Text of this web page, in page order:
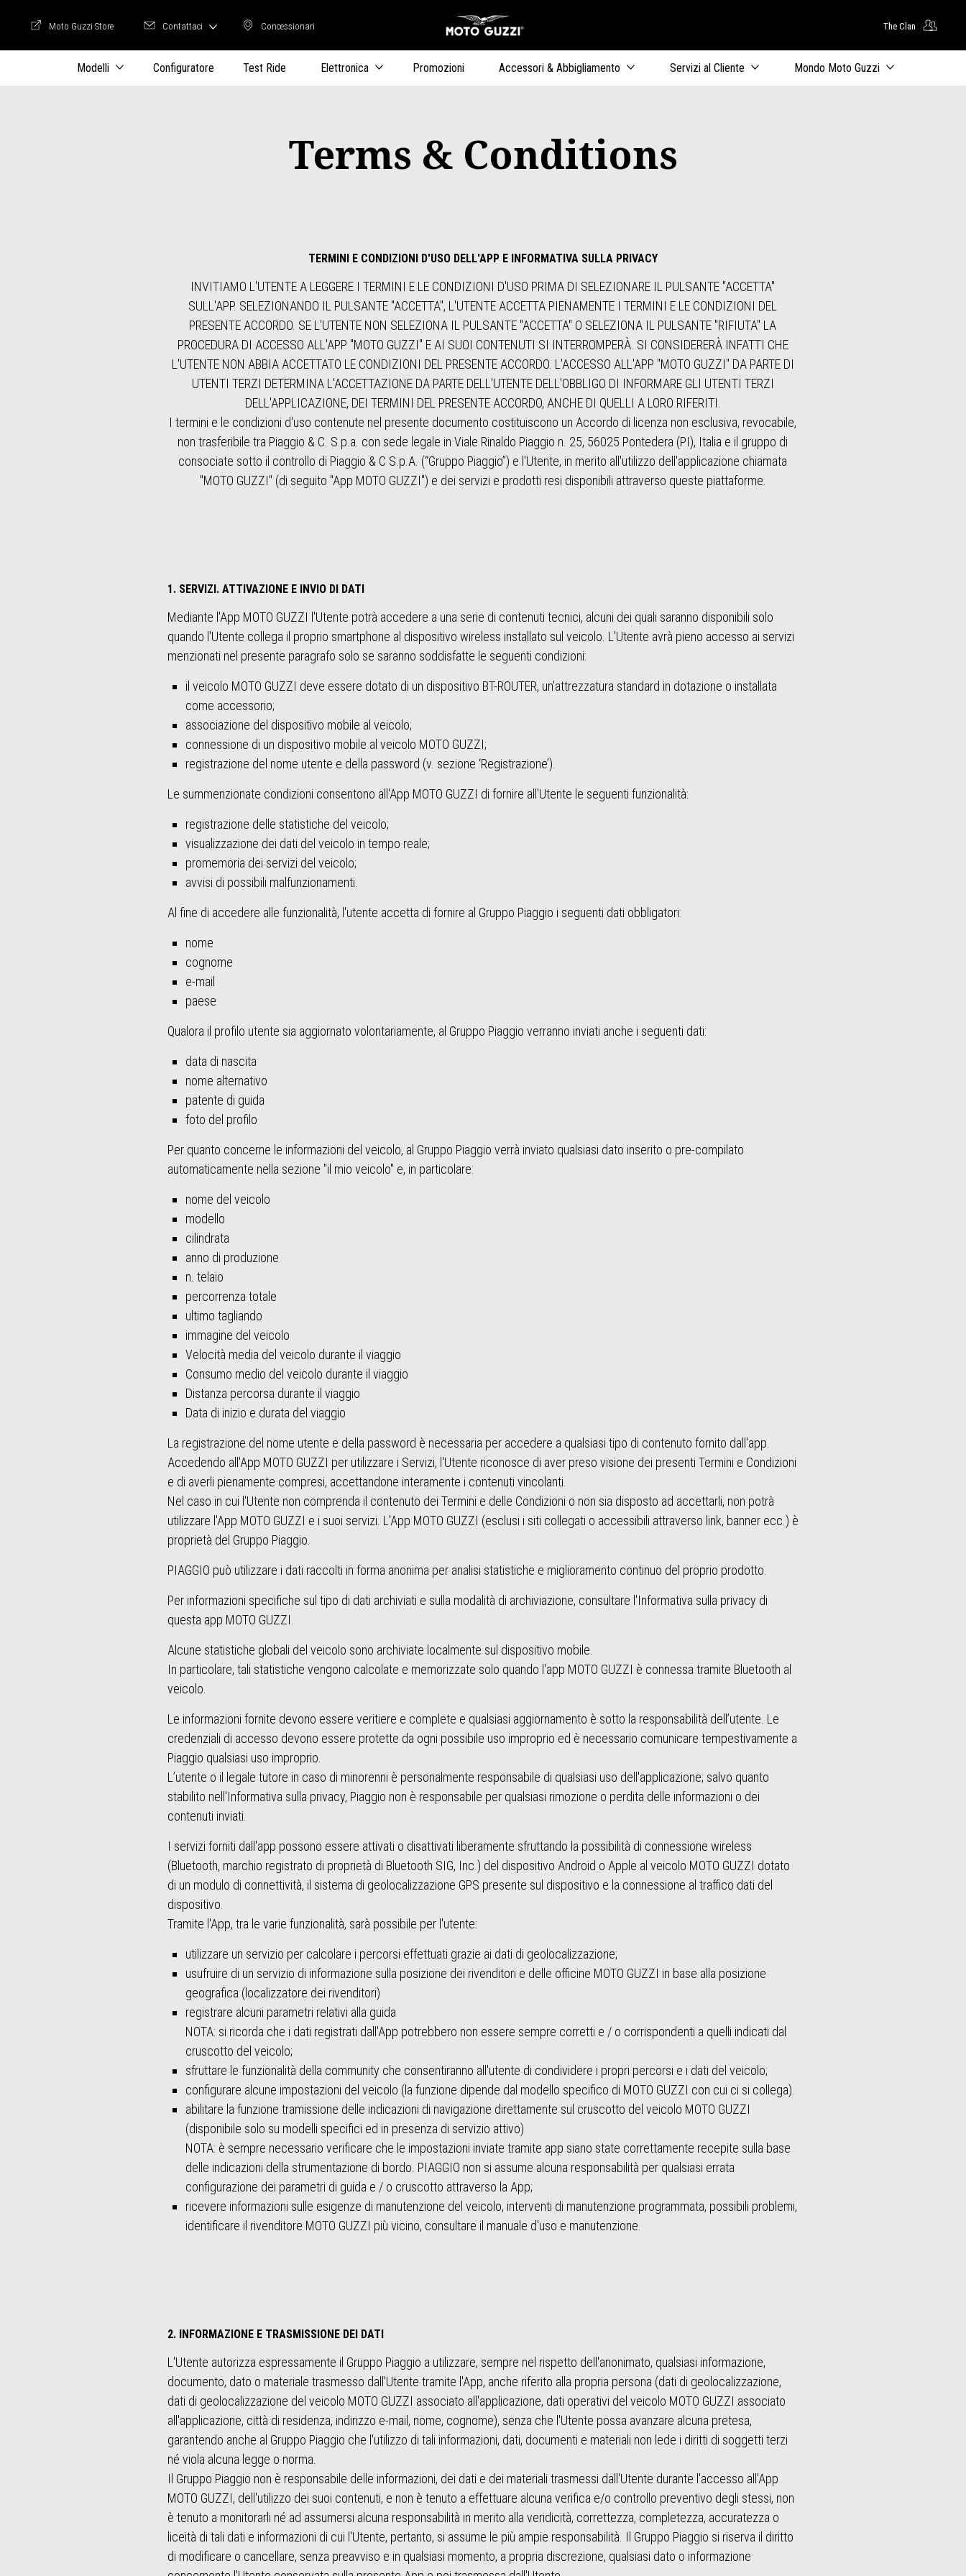
Concessionari
Concessionari
Moto Guzzi Store
Moto Guzzi Store Contattaci The Clan
Modelli Configuratore Test Ride Elettronica Promozioni Accessori & Abbigliamento Servizi al Cliente Mondo Moto Guzzi
Terms & Conditions
TERMINI E CONDIZIONI D'USO DELL'APP E INFORMATIVA SULLA PRIVACY
INVITIAMO L'UTENTE A LEGGERE I TERMINI E LE CONDIZIONI D'USO PRIMA DI SELEZIONARE IL PULSANTE "ACCETTA"
SULL'APP. SELEZIONANDO IL PULSANTE "ACCETTA", L'UTENTE ACCETTA PIENAMENTE I TERMINI E LE CONDIZIONI DEL
PRESENTE ACCORDO. SE L'UTENTE NON SELEZIONA IL PULSANTE "ACCETTA" O SELEZIONA IL PULSANTE "RIFIUTA" LA
PROCEDURA DI ACCESSO ALL'APP "MOTO GUZZI" E AI SUOI CONTENUTI SI INTERROMPERÀ. SI CONSIDERERÀ INFATTI CHE
L'UTENTE NON ABBIA ACCETTATO LE CONDIZIONI DEL PRESENTE ACCORDO. L'ACCESSO ALL'APP "MOTO GUZZI" DA PARTE DI
UTENTI TERZI DETERMINA L'ACCETTAZIONE DA PARTE DELL'UTENTE DELL'OBBLIGO DI INFORMARE GLI UTENTI TERZI
DELL'APPLICAZIONE, DEI TERMINI DEL PRESENTE ACCORDO, ANCHE DI QUELLI A LORO RIFERITI.
I termini e le condizioni d'uso contenute nel presente documento costituiscono un Accordo di licenza non esclusiva, revocabile,
non trasferibile tra Piaggio & C. S.p.a. con sede legale in Viale Rinaldo Piaggio n. 25, 56025 Pontedera (PI), Italia e il gruppo di
consociate sotto il controllo di Piaggio & C S.p.A. (“Gruppo Piaggio”) e l'Utente, in merito all'utilizzo dell'applicazione chiamata
"MOTO GUZZI" (di seguito "App MOTO GUZZI") e dei servizi e prodotti resi disponibili attraverso queste piattaforme.
1. SERVIZI. ATTIVAZIONE E INVIO DI DATI
Mediante l'App MOTO GUZZI l'Utente potrà accedere a una serie di contenuti tecnici, alcuni dei quali saranno disponibili solo
quando l'Utente collega il proprio smartphone al dispositivo wireless installato sul veicolo. L'Utente avrà pieno accesso ai servizi
menzionati nel presente paragrafo solo se saranno soddisfatte le seguenti condizioni:
il veicolo MOTO GUZZI deve essere dotato di un dispositivo BT-ROUTER, un'attrezzatura standard in dotazione o installata
come accessorio;
associazione del dispositivo mobile al veicolo;
connessione di un dispositivo mobile al veicolo MOTO GUZZI;
registrazione del nome utente e della password (v. sezione ‘Registrazione’).
Le summenzionate condizioni consentono all'App MOTO GUZZI di fornire all'Utente le seguenti funzionalità:
registrazione delle statistiche del veicolo;
visualizzazione dei dati del veicolo in tempo reale;
promemoria dei servizi del veicolo;
avvisi di possibili malfunzionamenti.
Al fine di accedere alle funzionalità, l'utente accetta di fornire al Gruppo Piaggio i seguenti dati obbligatori:
nome
cognome
e-mail
paese
Qualora il profilo utente sia aggiornato volontariamente, al Gruppo Piaggio verranno inviati anche i seguenti dati:
data di nascita
nome alternativo
patente di guida
foto del profilo
Per quanto concerne le informazioni del veicolo, al Gruppo Piaggio verrà inviato qualsiasi dato inserito o pre-compilato
automaticamente nella sezione "il mio veicolo" e, in particolare:
nome del veicolo
modello
cilindrata
anno di produzione
n. telaio
percorrenza totale
ultimo tagliando
immagine del veicolo
Velocità media del veicolo durante il viaggio
Consumo medio del veicolo durante il viaggio
Distanza percorsa durante il viaggio
Data di inizio e durata del viaggio
La registrazione del nome utente e della password è necessaria per accedere a qualsiasi tipo di contenuto fornito dall'app.
Accedendo all'App MOTO GUZZI per utilizzare i Servizi, l'Utente riconosce di aver preso visione dei presenti Termini e Condizioni
e di averli pienamente compresi, accettandone interamente i contenuti vincolanti.
Nel caso in cui l'Utente non comprenda il contenuto dei Termini e delle Condizioni o non sia disposto ad accettarli, non potrà
utilizzare l'App MOTO GUZZI e i suoi servizi. L'App MOTO GUZZI (esclusi i siti collegati o accessibili attraverso link, banner ecc.) è
proprietà del Gruppo Piaggio.
PIAGGIO può utilizzare i dati raccolti in forma anonima per analisi statistiche e miglioramento continuo del proprio prodotto.
Per informazioni specifiche sul tipo di dati archiviati e sulla modalità di archiviazione, consultare l'Informativa sulla privacy di
questa app MOTO GUZZI.
Alcune statistiche globali del veicolo sono archiviate localmente sul dispositivo mobile.
In particolare, tali statistiche vengono calcolate e memorizzate solo quando l'app MOTO GUZZI è connessa tramite Bluetooth al
veicolo.
Le informazioni fornite devono essere veritiere e complete e qualsiasi aggiornamento è sotto la responsabilità dell’utente. Le
credenziali di accesso devono essere protette da ogni possibile uso improprio ed è necessario comunicare tempestivamente a
Piaggio qualsiasi uso improprio.
L’utente o il legale tutore in caso di minorenni è personalmente responsabile di qualsiasi uso dell'applicazione; salvo quanto
stabilito nell'Informativa sulla privacy, Piaggio non è responsabile per qualsiasi rimozione o perdita delle informazioni o dei
contenuti inviati.
I servizi forniti dall'app possono essere attivati o disattivati liberamente sfruttando la possibilità di connessione wireless
(Bluetooth, marchio registrato di proprietà di Bluetooth SIG, Inc.) del dispositivo Android o Apple al veicolo MOTO GUZZI dotato
di un modulo di connettività, il sistema di geolocalizzazione GPS presente sul dispositivo e la connessione al traffico dati del
dispositivo.
Tramite l'App, tra le varie funzionalità, sarà possibile per l'utente:
utilizzare un servizio per calcolare i percorsi effettuati grazie ai dati di geolocalizzazione;
usufruire di un servizio di informazione sulla posizione dei rivenditori e delle officine MOTO GUZZI in base alla posizione
geografica (localizzatore dei rivenditori)
registrare alcuni parametri relativi alla guida
NOTA: si ricorda che i dati registrati dall'App potrebbero non essere sempre corretti e / o corrispondenti a quelli indicati dal
cruscotto del veicolo;
sfruttare le funzionalità della community che consentiranno all'utente di condividere i propri percorsi e i dati del veicolo;
configurare alcune impostazioni del veicolo (la funzione dipende dal modello specifico di MOTO GUZZI con cui ci si collega).
abilitare la funzione tramissione delle indicazioni di navigazione direttamente sul cruscotto del veicolo MOTO GUZZI
(disponibile solo su modelli specifici ed in presenza di servizio attivo)
NOTA: è sempre necessario verificare che le impostazioni inviate tramite app siano state correttamente recepite sulla base
delle indicazioni della strumentazione di bordo. PIAGGIO non si assume alcuna responsabilità per qualsiasi errata
configurazione dei parametri di guida e / o cruscotto attraverso la App;
ricevere informazioni sulle esigenze di manutenzione del veicolo, interventi di manutenzione programmata, possibili problemi,
identificare il rivenditore MOTO GUZZI più vicino, consultare il manuale d'uso e manutenzione.
2. INFORMAZIONE E TRASMISSIONE DEI DATI
L'Utente autorizza espressamente il Gruppo Piaggio a utilizzare, sempre nel rispetto dell'anonimato, qualsiasi informazione,
documento, dato o materiale trasmesso dall'Utente tramite l'App, anche riferito alla propria persona (dati di geolocalizzazione,
dati di geolocalizzazione del veicolo MOTO GUZZI associato all'applicazione, dati operativi del veicolo MOTO GUZZI associato
all'applicazione, città di residenza, indirizzo e-mail, nome, cognome), senza che l'Utente possa avanzare alcuna pretesa,
garantendo anche al Gruppo Piaggio che l'utilizzo di tali informazioni, dati, documenti e materiali non lede i diritti di soggetti terzi
né viola alcuna legge o norma.
Il Gruppo Piaggio non è responsabile delle informazioni, dei dati e dei materiali trasmessi dall'Utente durante l'accesso all'App
MOTO GUZZI, dell'utilizzo dei suoi contenuti, e non è tenuto a effettuare alcuna verifica e/o controllo preventivo degli stessi, non
è tenuto a monitorarli né ad assumersi alcuna responsabilità in merito alla veridicità, correttezza, completezza, accuratezza o
liceità di tali dati e informazioni di cui l'Utente, pertanto, si assume le più ampie responsabilità. Il Gruppo Piaggio si riserva il diritto
di modificare o cancellare, senza preavviso e in qualsiasi momento, a propria discrezione, qualsiasi dato o informazione